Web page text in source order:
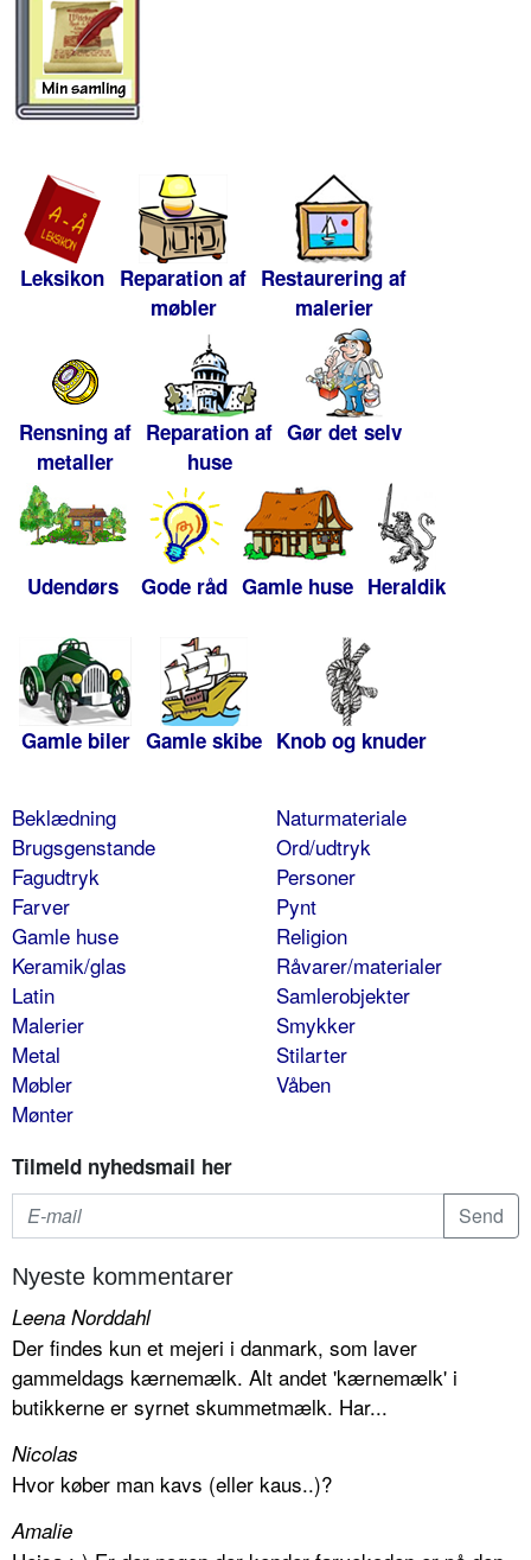
Leksikon Reparation af
møbler
Restaurering af
malerier
Rensning af
metaller
Reparation af
huse
Gør det selv
Udendørs Gode råd Gamle huse Heraldik
Gamle biler Gamle skibe Knob og knuder
Beklædning
Brugsgenstande
Fagudtryk
Farver
Gamle huse
Keramik/glas
Latin
Malerier
Metal
Møbler
Mønter
Naturmateriale
Ord/udtryk
Personer
Pynt
Religion
Råvarer/materialer
Samlerobjekter
Smykker
Stilarter
Våben
Tilmeld nyhedsmail her
Nyeste kommentarer
Leena Norddahl
Der findes kun et mejeri i danmark, som laver
gammeldags kærnemælk. Alt andet 'kærnemælk' i
butikkerne er syrnet skummetmælk. Har...
Nicolas
Hvor køber man kavs (eller kaus..)?
Amalie